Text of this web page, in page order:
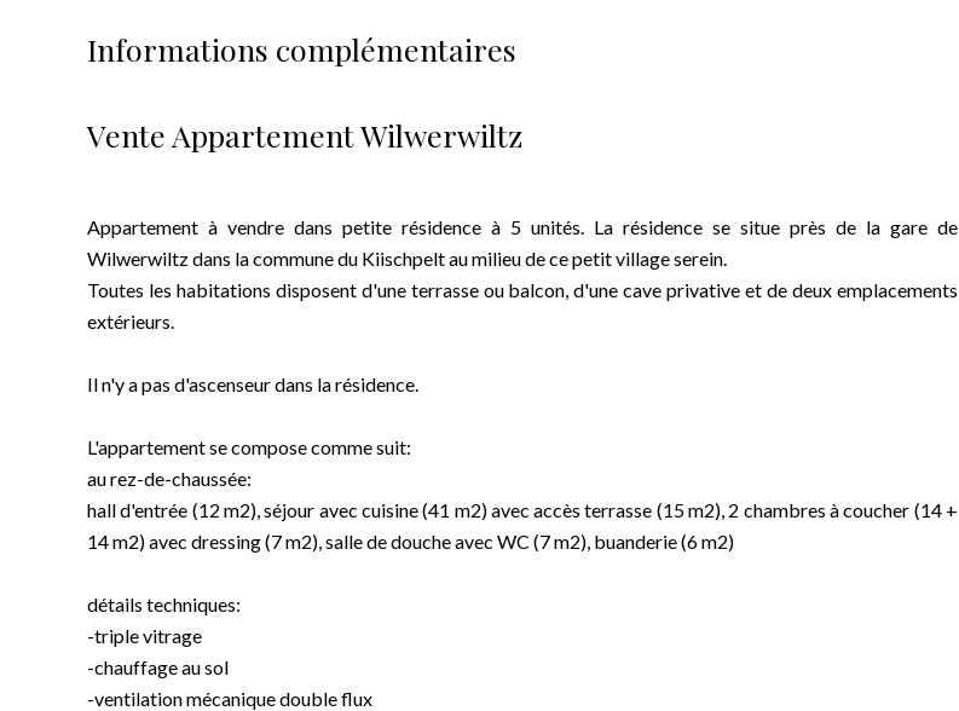
Informations complémentaires
Vente Appartement Wilwerwiltz
Appartement à vendre dans petite résidence à 5 unités. La résidence se situe près de la gare de
Wilwerwiltz dans la commune du Kiischpelt au milieu de ce petit village serein.
Toutes les habitations disposent d'une terrasse ou balcon, d'une cave privative et de deux emplacements
extérieurs.
Il n'y a pas d'ascenseur dans la résidence.
L'appartement se compose comme suit:
au rez-de-chaussée:
hall d'entrée (12 m2), séjour avec cuisine (41 m2) avec accès terrasse (15 m2), 2 chambres à coucher (14 +
14 m2) avec dressing (7 m2), salle de douche avec WC (7 m2), buanderie (6 m2)
détails techniques:
-triple vitrage
-chauffage au sol
-ventilation mécanique double flux